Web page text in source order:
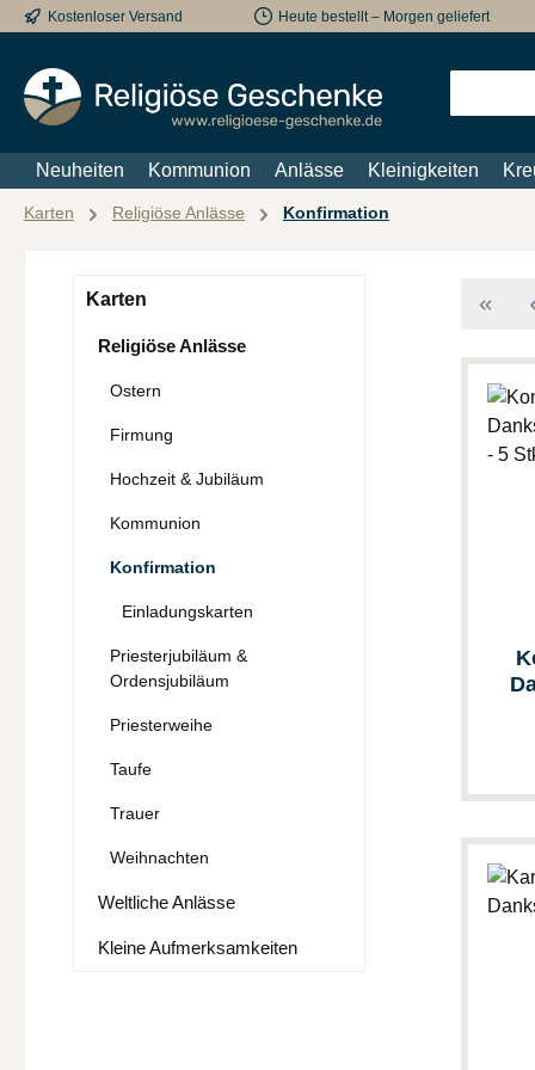
Hauptinhalt springen
Zur Suche springen
Zur Hauptnavigation springen
Kostenloser Versand Heute bestellt – Morgen geliefert
Neuheiten Kommunion Anlässe Kleinigkeiten
Karten Religiöse Anlässe Konfirmation
Karten
Religiöse Anlässe
Ostern
Firmung
Hochzeit & Jubiläum
Kommunion
Konfirmation
Einladungskarten
Priesterjubiläum &
Ordensjubiläum
Priesterweihe
Taufe
Trauer
Weihnachten
Weltliche Anlässe
Kleine Aufmerksamkeiten